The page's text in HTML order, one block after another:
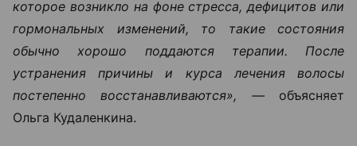
которое возникло на фоне стресса, дефицитов или
гормональных изменений, то такие состояния
обычно хорошо поддаются терапии. После
устранения причины и курса лечения волосы
постепенно восстанавливаются», —объясняет
Ольга Кудаленкина.